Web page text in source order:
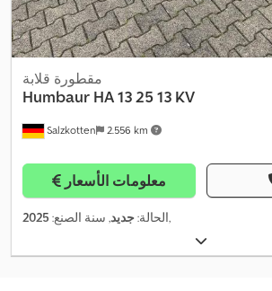
Salzkotten 2.556 km
مقطورة قلابة
Humbaur HA 13 25 13 KV
معلومات الأسعار
الحالة:جديد, سنة الصنع: 2025 ,